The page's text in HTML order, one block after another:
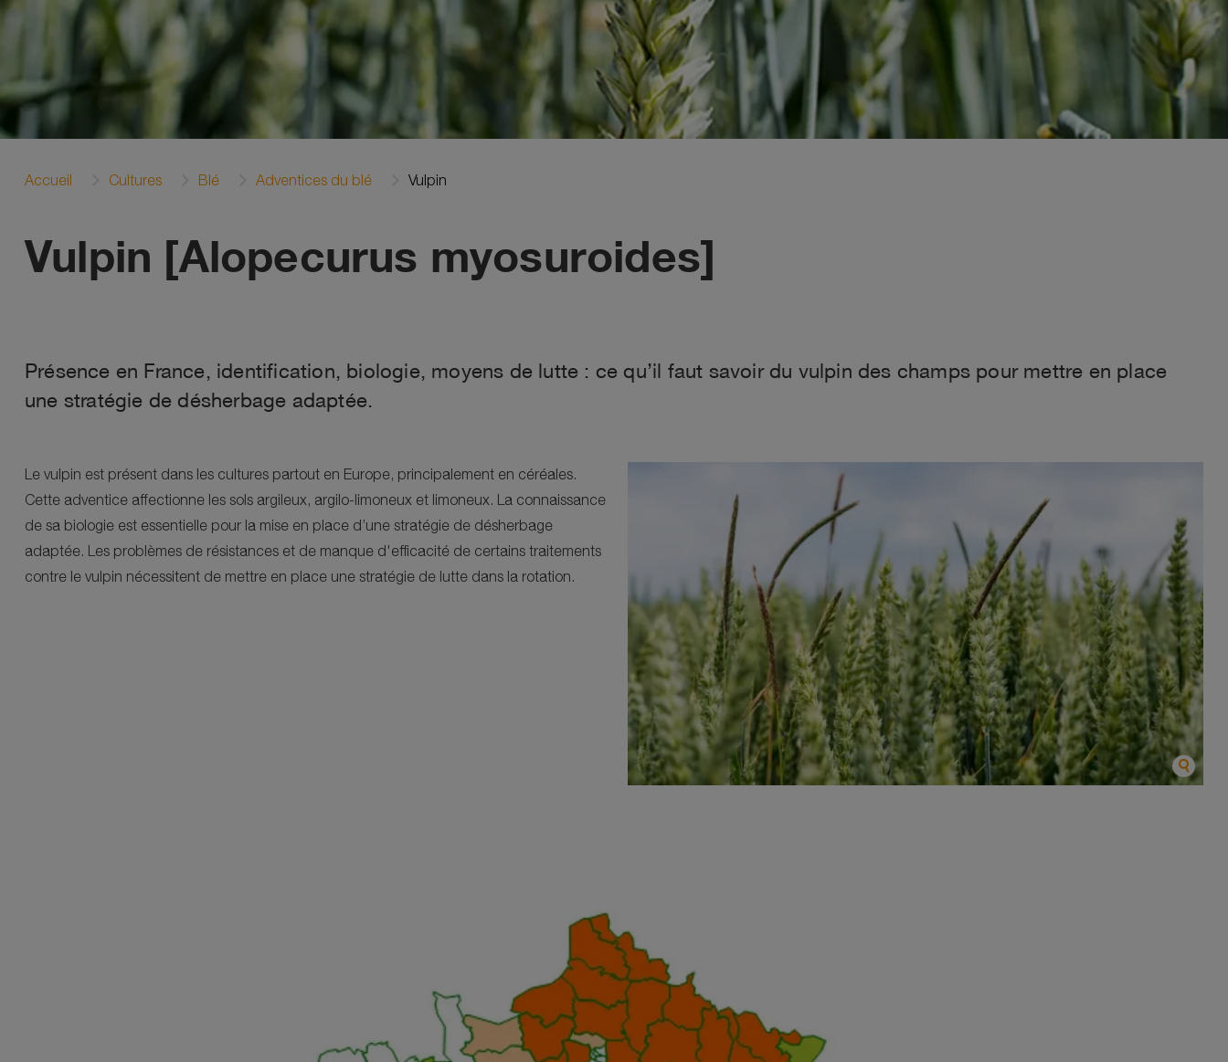
Accueil Cultures Blé Adventices du blé Vulpin
Vulpin [Alopecurus myosuroides]
Présence en France, identification, biologie, moyens de lutte : ce qu’il faut savoir du vulpin des champs pour mettre en place
une stratégie de désherbage adaptée.
Le vulpin est présent dans les cultures partout en Europe, principalement en céréales.
Cette adventice affectionne les sols argileux, argilo-limoneux et limoneux. La connaissance
de sa biologie est essentielle pour la mise en place d’une stratégie de désherbage
adaptée. Les problèmes de résistances et de manque d'efficacité de certains traitements
contre le vulpin nécessitent de mettre en place une stratégie de lutte dans la rotation.